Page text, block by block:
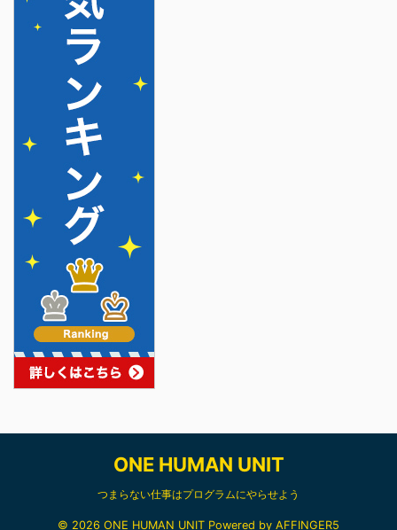
ONE HUMAN UNIT
つまらない仕事はプログラムにやらせよう
© 2026 ONE HUMAN UNIT Powered by AFFINGER5